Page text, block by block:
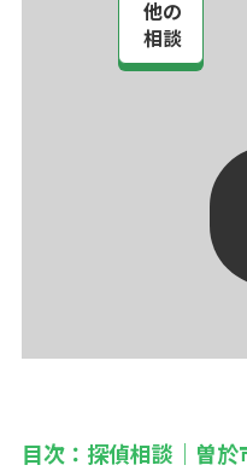
他の
相談
目次：探偵相談｜曽